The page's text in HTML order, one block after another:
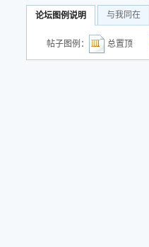
论坛图例说明 与我同在
帖子图例： 总置顶